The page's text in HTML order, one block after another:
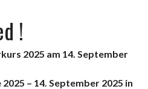
!
2025 am 14. September
– 14. September 2025 in